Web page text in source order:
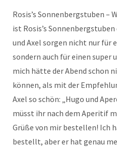
Rosis’s Sonnenbergstuben –
ist Rosis’s
und Axel sorgen nicht nur für
sondern auch für einen super
mich hätte der Abend schon
können, als mit der
Axel so schön: „Hugo und
müsst ihr nach dem Aperitif
Grüße von mir bestellen! Ich
bestellt, aber er hat genau